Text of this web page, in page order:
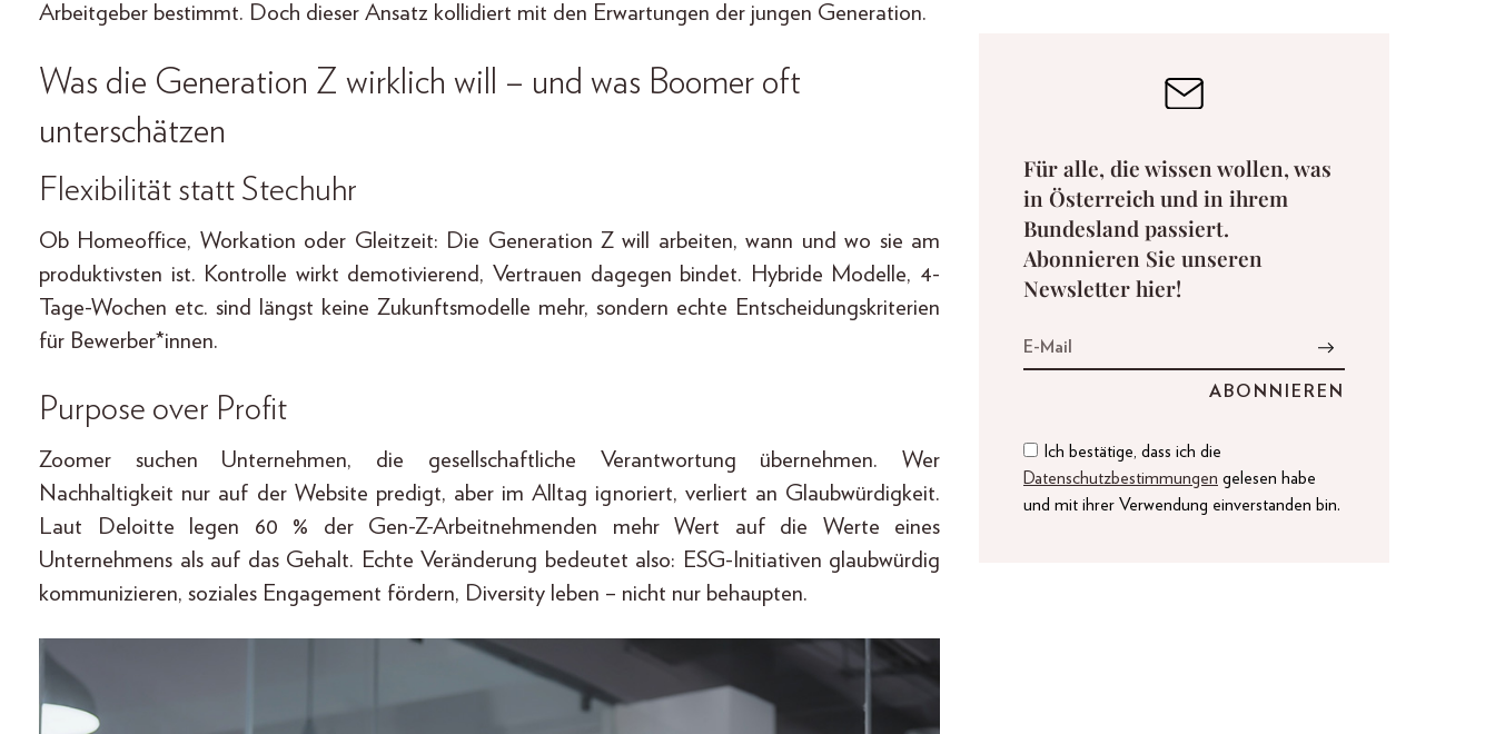
Arbeitgeber bestimmt. Doch dieser Ansatz kollidiert mit den Erwartungen der jungen Generation.
Was die Generation Z wirklich will – und was Boomer oft
unterschätzen
Flexibilität statt Stechuhr
Ob Homeoffice, Workation oder Gleitzeit: Die Generation Z will arbeiten, wann und wo sie am
produktivsten ist. Kontrolle wirkt demotivierend, Vertrauen dagegen bindet. Hybride Modelle, 4-
Tage-Wochen etc. sind längst keine Zukunftsmodelle mehr, sondern echte Entscheidungskriterien
für Bewerber*innen.
Purpose over Profit
Zoomer suchen Unternehmen, die gesellschaftliche Verantwortung übernehmen. Wer
Nachhaltigkeit nur auf der Website predigt, aber im Alltag ignoriert, verliert an Glaubwürdigkeit.
Laut Deloitte legen 60 % der Gen-Z-Arbeitnehmenden mehr Wert auf die Werte eines
Unternehmens als auf das Gehalt. Echte Veränderung bedeutet also: ESG-Initiativen glaubwürdig
kommunizieren, soziales Engagement fördern, Diversity leben – nicht nur behaupten.
Für alle, die wissen wollen, was
in Österreich und in ihrem
Bundesland passiert.
Abonnieren Sie unseren
Newsletter hier!
Ich bestätige, dass ich die
Datenschutzbestimmungen gelesen habe
und mit ihrer Verwendung einverstanden bin.